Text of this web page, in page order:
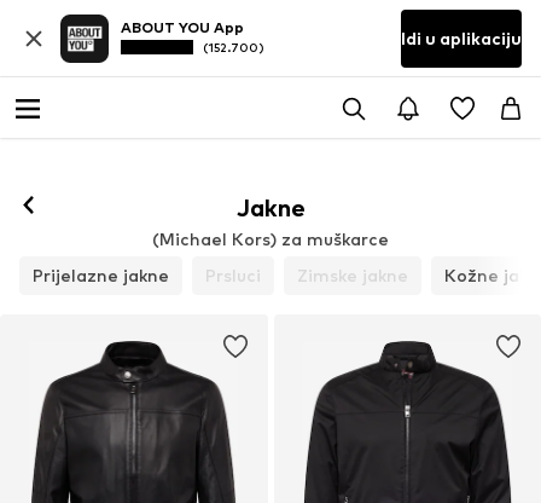
ABOUT YOU App
(152.700) Idi u aplikaciju
Jakne
(Michael Kors) za muškarce
Prijelazne jakne
Prsluci Zimske jakne Kožne